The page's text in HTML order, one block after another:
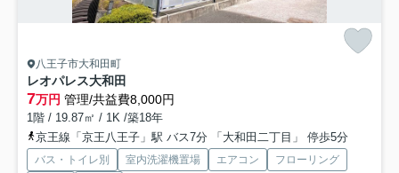
八王子市大和田町
レオパレス大和田
7万円 管理/共益費8,000円
1階 / 19.87㎡ / 1K /築18年
京王線「京王八王子」駅 バス7分 「大和田二丁目」 停歩5分
バス・トイレ別 室内洗濯機置場 エアコン
フローリング